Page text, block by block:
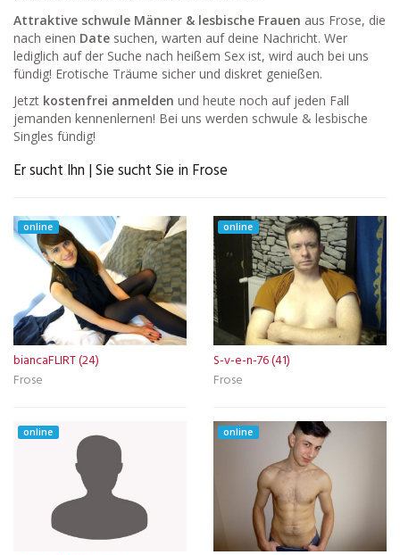
Attraktive schwule Männer & lesbische Frauen aus Frose, die
nach einen Date suchen, warten auf deine Nachricht. Wer
lediglich auf der Suche nach heißem Sex ist, wird auch bei uns
fündig! Erotische Träume sicher und diskret genießen.
Jetzt kostenfrei anmelden und heute noch auf jeden Fall
jemanden kennenlernen! Bei uns werden schwule & lesbische
Singles fündig!
Er sucht Ihn | Sie sucht Sie in Frose
online
biancaFLIRT (24)
Frose
online
S-v-e-n-76 (41)
Frose
online online